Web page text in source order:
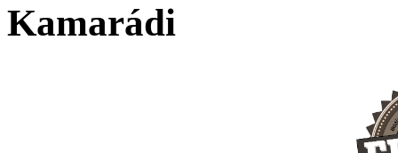
Kamarádi